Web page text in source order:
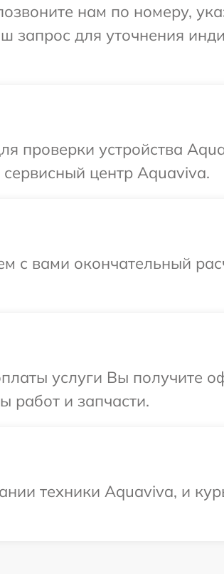
нам по номеру,
для уточнения
проверки устройства
центр Aquaviva.
с вами окончательный
услуги Вы получите
работ и запчасти.
техники Aquaviva, и